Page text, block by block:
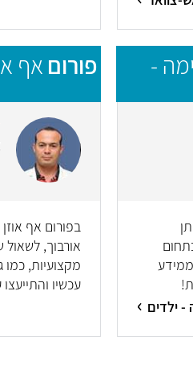
-
- ילדים
פורוםאף
בפורום אף
אורבוך,
מקצועיות,
עכשיו